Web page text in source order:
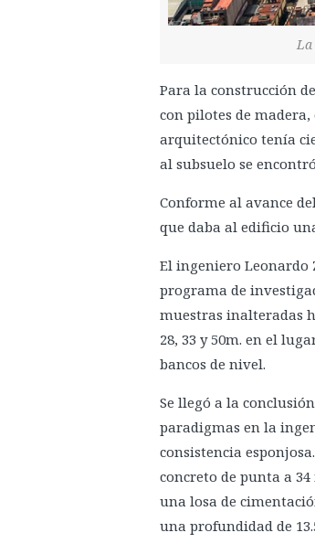
La
Para la construcción
con pilotes de
arquitectónico tenía
al subsuelo se
Conforme al avance
que daba al edificio
El ingeniero Leonardo
programa de
muestras inalteradas
28, 33 y 50m. en el
bancos de nivel.
Se llegó a la
paradigmas en la
consistencia
concreto de punta a
una losa de
una profundidad de